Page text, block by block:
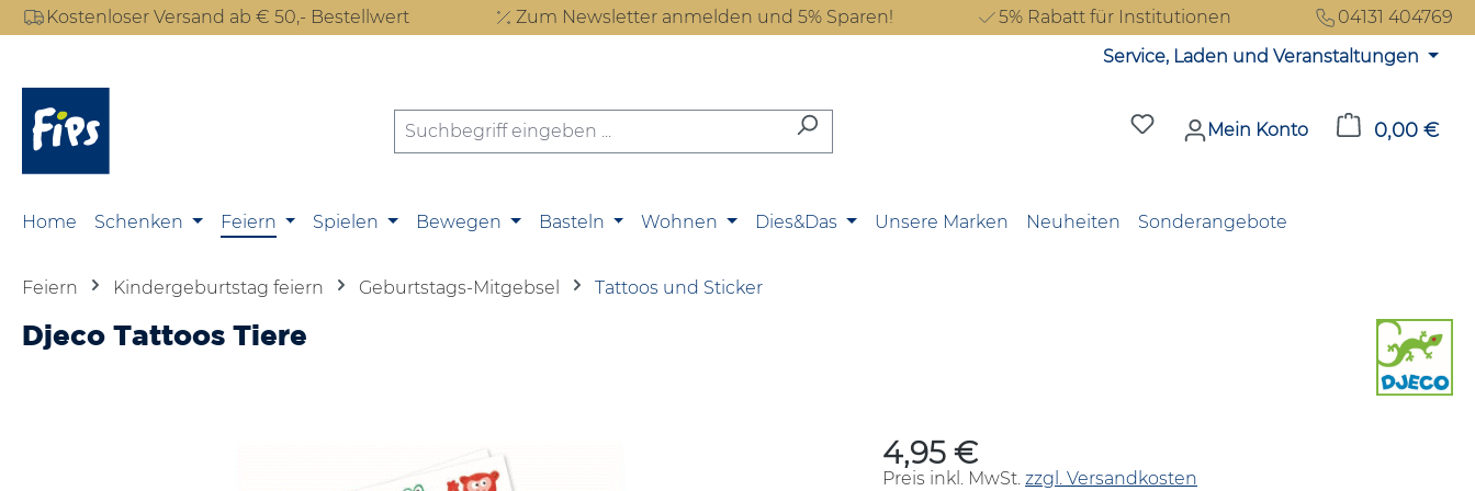
Hauptinhalt springen
Zur Suche springen
Zur Hauptnavigation springen
Kostenloser Versand ab € 50,- Bestellwert Zum Newsletter anmelden und 5% Sparen! 5% Rabatt für Institutionen
04131 404769
Service, Laden und Veranstaltungen
Du hast 0 Produkte auf dem
Mein Konto 0,00 €
Home Schenken Feiern Spielen Bewegen Basteln Wohnen Dies&Das Unsere Marken Neuheiten Sonderangebote
Feiern Kindergeburtstag feiern Geburtstags-Mitgebsel Tattoos und Sticker
Djeco Tattoos Tiere
Regulärer Preis:
4,95 €
Preis inkl. MwSt. zzgl. Versandkosten